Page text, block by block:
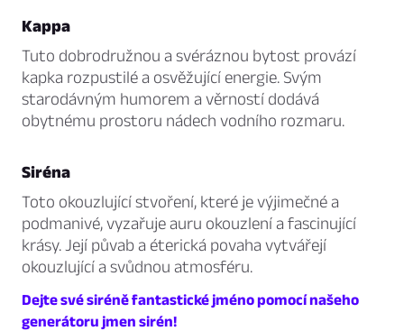
Kappa
Tuto dobrodružnou a svéráznou bytost provází
kapka rozpustilé a osvěžující energie. Svým
starodávným humorem a věrností dodává
obytnému prostoru nádech vodního rozmaru.
Siréna
Toto okouzlující stvoření, které je výjimečné a
podmanivé, vyzařuje auru okouzlení a fascinující
krásy. Její půvab a éterická povaha vytvářejí
okouzlující a svůdnou atmosféru.
Dejte své siréně fantastické jméno pomocí našeho
generátoru jmen sirén!